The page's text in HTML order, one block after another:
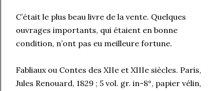
C’était le plus beau livre de la vente. Quelques
ouvrages importants, qui étaient en bonne
condition, n’ont pas eu meilleure fortune.
Fabliaux ou Contes des XIIe et XIIIe siècles. Paris,
Jules Renouard, 1829 ; 5 vol. gr. in-8°, papier vélin,